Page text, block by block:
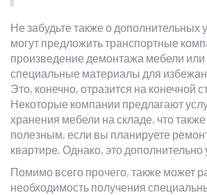
Не забудьте также о дополнительных
могут предложить транспортные
произведение демонтажа мебели или
специальные материалы для
Это, конечно, отразится на конечной
Некоторые компании предлагают
хранения мебели на складе, что
полезным, если вы планируете
квартире. Однако, это
Помимо всего прочего, также может
необходимость получения